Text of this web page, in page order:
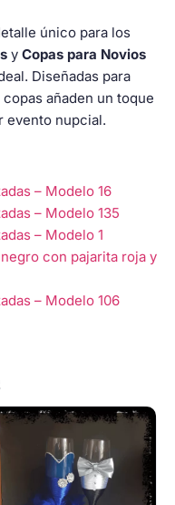
único para los
y Copas para Novios
Diseñadas para
añaden un toque
evento nupcial.
– Modelo 16
– Modelo 135
– Modelo 1
con pajarita roja y
– Modelo 106